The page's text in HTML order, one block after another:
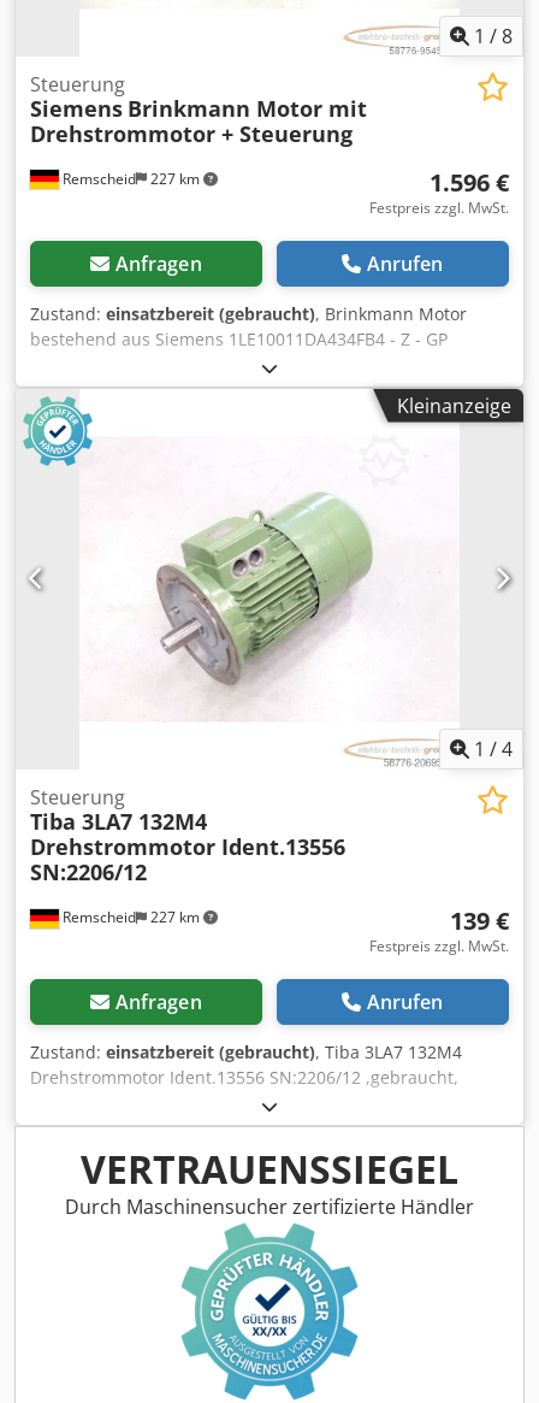
1 /8
Remscheid 227 km
Steuerung
Siemens Brinkmann Motor mit
Drehstrommotor + Steuerung
1.596 €
Festpreis zzgl. MwSt.
Anfragen Anrufen
Zustand: einsatzbereit (gebraucht), Brinkmann Motor
bestehend aus Siemens 1LE10011DA434FB4 - Z - GP
Drehstrommotor SN: UD 1312/1583831-001-002,Z siehe
Typenschild + Brinkmann Pumps 6UMFR1AA-D05104
Steuerung SN: 90549MFQ00001,gebraucht, guter
Erhaltungszustand, 100% funktionsfähig, Lieferumfang
gem. Fotos ACHTUNG: Kosten für Verpackung und Versand
bitte separat anfragen! ATTENTION: Please enquire for
charges for packing and transport separately!
Cedjldlpcspfx Ag Eeha
Kleinanzeige
1 /4
Remscheid 227 km
Steuerung
Tiba 3LA7 132M4
Drehstrommotor Ident.13556
SN:2206/12
139 €
Festpreis zzgl. MwSt.
Anfragen Anrufen
Zustand: einsatzbereit (gebraucht), Tiba 3LA7 132M4
Drehstrommotor Ident.13556 SN:2206/12 ,gebraucht,
normale Gebrauchsspuren, 100% funktionsfähig,
Lieferumfang gem. Fotos,ACHTUNG: Kosten für Verpackung
und Versand bitte separat anfragen! ATTENTION: Please
enquire for charges for packing and transport separately!
Codpex Dwgmjfx Ag Eoha
VERTRAUENSSIEGEL
Durch Maschinensucher zertifizierte Händler